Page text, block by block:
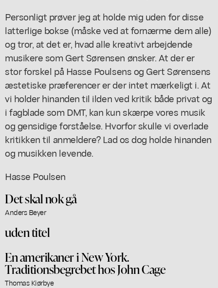
Personligt prøver jeg at holde mig uden for disse
latterlige bokse (måske ved at fornærme dem alle)
og tror, at det er, hvad alle kreativt arbejdende
musikere som Gert Sørensen ønsker. At der er
stor forskel på Hasse Poulsens og Gert Sørensens
æstetiske præferencer er der intet mærkeligt i. At
vi holder hinanden til ilden ved kritik både privat og
i fagblade som DMT, kan kun skærpe vores musik
og gensidige forståelse. Hvorfor skulle vi overlade
kritikken til anmeldere? Lad os dog holde hinanden
og musikken levende.
Hasse Poulsen
Det skal nok gå
Anders Beyer
uden titel
En amerikaner i New York.
Traditionsbegrebet hos John Cage
Thomas Kiørbye